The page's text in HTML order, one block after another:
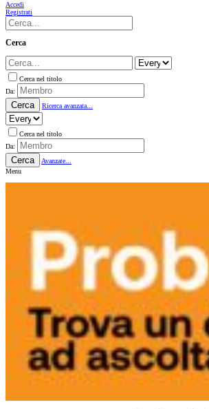
Accedi
Registrati
Cerca
Cerca nel titolo
Da:
Cerca Ricerca avanzata...
Cerca nel titolo
Da:
Cerca
Avanzate...
Menu